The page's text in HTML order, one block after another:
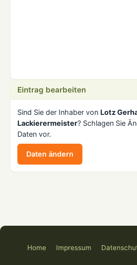
Eintrag bearbeiten
Sind Sie der Inhaber von Lotz
Lackierermeister? Schlagen Sie
Daten vor.
Daten ändern
Home Impressum